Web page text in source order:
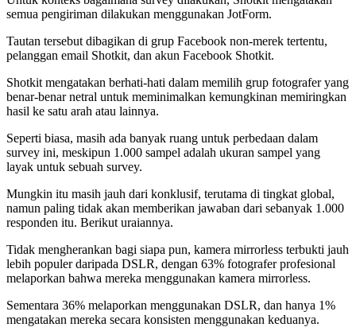
semua pengiriman dilakukan menggunakan JotForm.
Tautan tersebut dibagikan di grup Facebook non-merek tertentu,
pelanggan email Shotkit, dan akun Facebook Shotkit.
Shotkit mengatakan berhati-hati dalam memilih grup fotografer yang
benar-benar netral untuk meminimalkan kemungkinan memiringkan
hasil ke satu arah atau lainnya.
Seperti biasa, masih ada banyak ruang untuk perbedaan dalam
survey ini, meskipun 1.000 sampel adalah ukuran sampel yang
layak untuk sebuah survey.
Mungkin itu masih jauh dari konklusif, terutama di tingkat global,
namun paling tidak akan memberikan jawaban dari sebanyak 1.000
responden itu. Berikut uraiannya.
Tidak mengherankan bagi siapa pun, kamera mirrorless terbukti jauh
lebih populer daripada DSLR, dengan 63% fotografer profesional
melaporkan bahwa mereka menggunakan kamera mirrorless.
Sementara 36% melaporkan menggunakan DSLR, dan hanya 1%
mengatakan mereka secara konsisten menggunakan keduanya.